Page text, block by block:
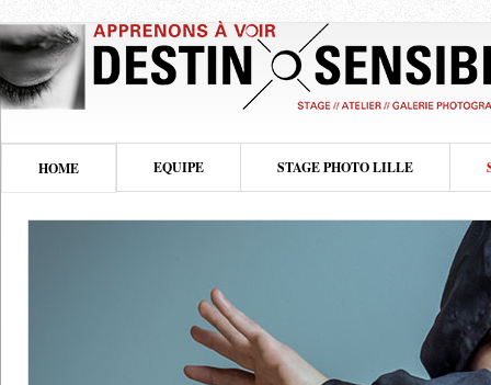
HOME EQUIPE STAGE PHOTO LILLE